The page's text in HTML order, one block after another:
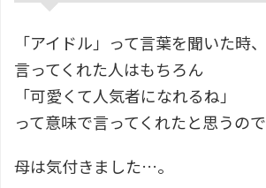
「アイドル」って言葉を聞いた時、
言ってくれた人はもちろん
「可愛くて人気者になれるね」
って意味で言ってくれたと思うの
母は気付きました…。